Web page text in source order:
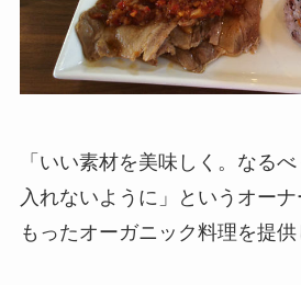
「いい素材を美味しく。なる
入れないように」というオー
もったオーガニック料理を提供